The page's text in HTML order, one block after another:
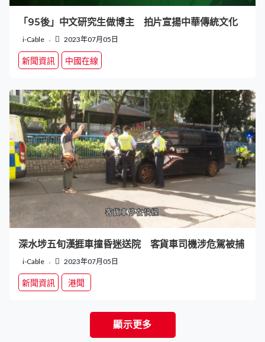
「95後」中文研究生做博主 拍片宣揚中華傳統文化
i-Cable 2023年07月05日
新聞資訊 中國在線
深水埗五旬漢捱車撞昏迷送院 客貨車司機涉危駕被捕
i-Cable 2023年07月05日
新聞資訊 港聞
顯示更多